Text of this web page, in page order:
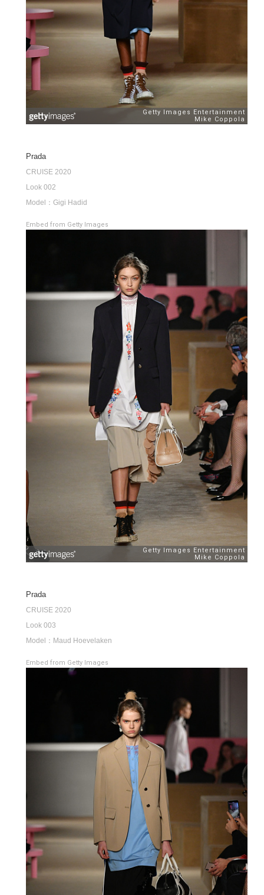
Prada
CRUISE 2020
Look 002
Model：Gigi Hadid
Embed from Getty Images
Prada
CRUISE 2020
Look 003
Model：Maud Hoevelaken
Embed from Getty Images